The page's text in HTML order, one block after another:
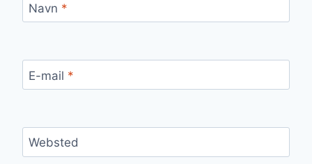
Navn *
E-mail *
Websted